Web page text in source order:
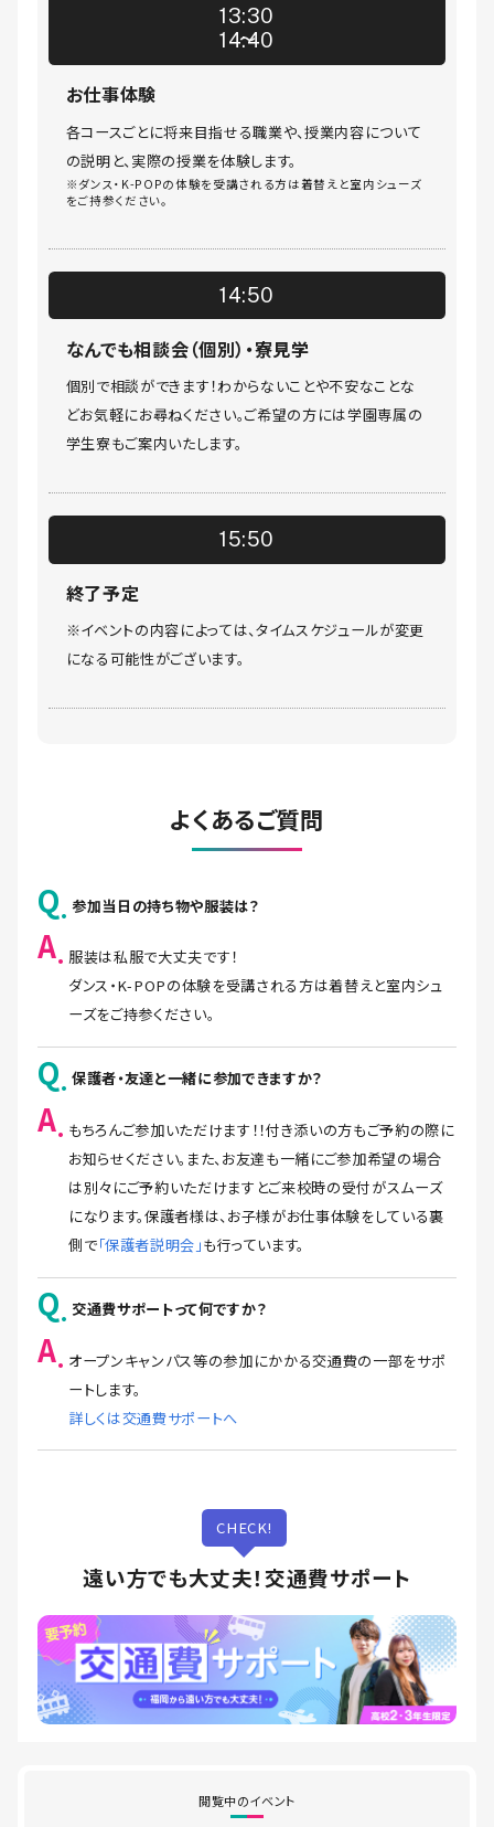
閲覧中のイベント
13:30
14:40
お仕事体験
各コースごとに将来目指せる職業や、授業内容について
の説明と、実際の授業を体験します。
※ダンス・K-POPの体験を受講される方は着替えと室内シューズ
をご持参ください。
14:50
なんでも相談会（個別）・寮見学
個別で相談ができます！わからないことや不安なことな
どお気軽にお尋ねください。ご希望の方には学園専属の
学生寮もご案内いたします。
15:50
終了予定
※イベントの内容によっては、タイムスケジュールが変更
になる可能性がございます。
よくあるご質問
Q 参加当日の持ち物や服装は？
A
服装は私服で大丈夫です！
ダンス・K-POPの体験を受講される方は着替えと室内シュ
ーズをご持参ください。
Q 保護者・友達と一緒に参加できますか？
A
もちろんご参加いただけます！！付き添いの方もご予約の際に
お知らせください。また、お友達も一緒にご参加希望の場合
は別々にご予約いただけますとご来校時の受付がスムーズ
になります。保護者様は、お子様がお仕事体験をしている裏
側で「保護者説明会」も行っています。
Q 交通費サポートって何ですか？
A
オープンキャンパス等の参加にかかる交通費の一部をサポ
ートします。
詳しくは交通費サポートへ
CHECK!
遠い方でも大丈夫！交通費サポート